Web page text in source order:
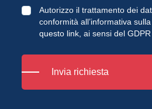
Autorizzo il trattamento dei
conformità all’informativa
questo link, ai sensi del
Invia richiesta